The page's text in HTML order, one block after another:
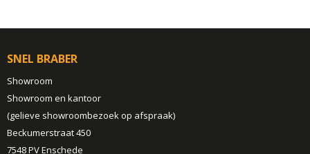
SNEL BRABER
Showroom
Showroom en kantoor
(gelieve showroombezoek op afspraak)
Beckumerstraat 450
7548 PV Enschede